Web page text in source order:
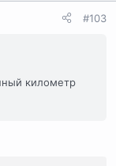
#103
километр